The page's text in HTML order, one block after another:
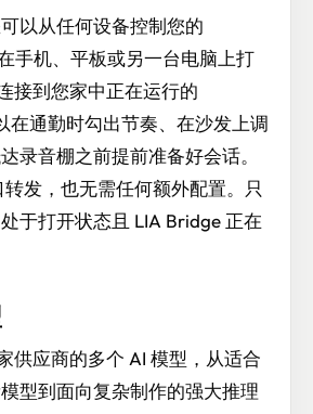
以从任何设备控制您的
手机、平板或另一台电脑上打
接到您家中正在运行的
在通勤时勾出节奏、在沙发上调
录音棚之前提前准备好会话。
发，也无需任何额外配置。只
于打开状态且 LIA Bridge 正在
供应商的多个 AI 模型，从适合
型到面向复杂制作的强大推理